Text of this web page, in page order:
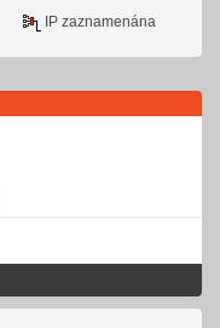
IP zaznamenána